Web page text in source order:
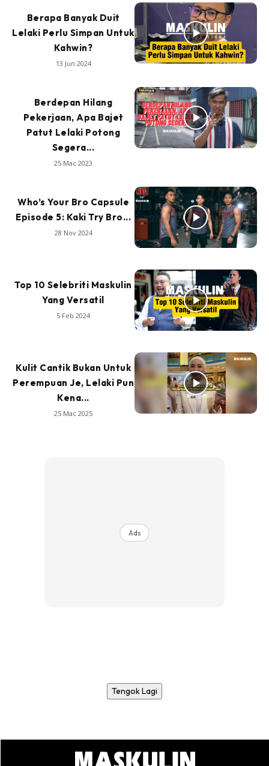
Berapa Banyak Duit
Lelaki Perlu Simpan Untuk
Kahwin?
13 Jun 2024
Berdepan Hilang
Pekerjaan, Apa Bajet
Patut Lelaki Potong
Segera...
25 Mac 2023
Who’s Your Bro Capsule
Episode 5: Kaki Try Bro...
28 Nov 2024
Top 10 Selebriti Maskulin
Yang Versatil
5 Feb 2024
Kulit Cantik Bukan Untuk
Perempuan Je, Lelaki Pun
Kena...
25 Mac 2025
Ads
Tengok Lagi